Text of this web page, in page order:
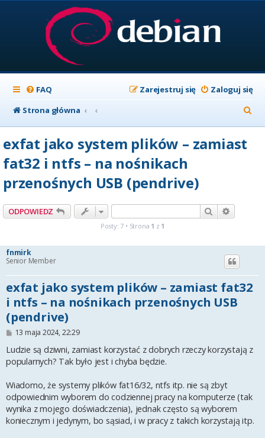
FAQ Zaloguj się
Zarejestruj się
Strona główna
z
exfat jako system plików – zamiast
fat32 i ntfs – na nośnikach
przenośnych USB (pendrive)
ODPOWIEDZ Szukaj
Posty: 7 • Strona 1 z 1
fnmirk
Senior Member
exfat jako system plików – zamiast fat32
i ntfs – na nośnikach przenośnych USB
(pendrive)
P
s
13 maja 2024, 22:29
Ludzie są dziwni, zamiast korzystać z dobrych rzeczy korzystają z
popularnych? Tak było jest i chyba będzie.
Wiadomo, że systemy plików fat16/32, ntfs itp. nie są zbyt
odpowiednim wyborem do codziennej pracy na komputerze (tak
wynika z mojego doświadczenia), jednak często są wyborem
koniecznym i jedynym, bo sąsiad, i w pracy z takich korzystają itp.